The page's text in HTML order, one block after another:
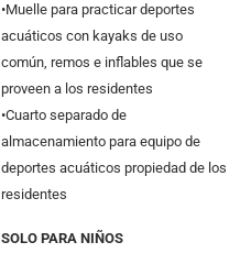
•Muelle para practicar deportes
acuáticos con kayaks de uso
común, remos e inflables que se
proveen a los residentes
•Cuarto separado de
almacenamiento para equipo de
deportes acuáticos propiedad de los
residentes
SOLO PARA NIÑOS